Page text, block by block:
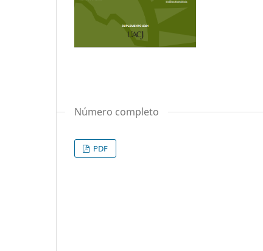
Número completo
PDF